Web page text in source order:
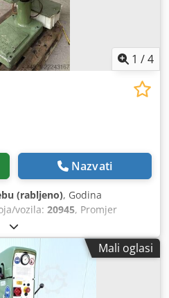
1 /4
Nazvati
(rabljeno), Godina
vozila: 20945, Promjer
MK 3 Izbačenost: 293
mm Stol na okruglom stupu,
ručnim kotačem i zupčastom
Maks. razmak između stola
630 mm Hod čahure: 180 mm
Mali oglasi